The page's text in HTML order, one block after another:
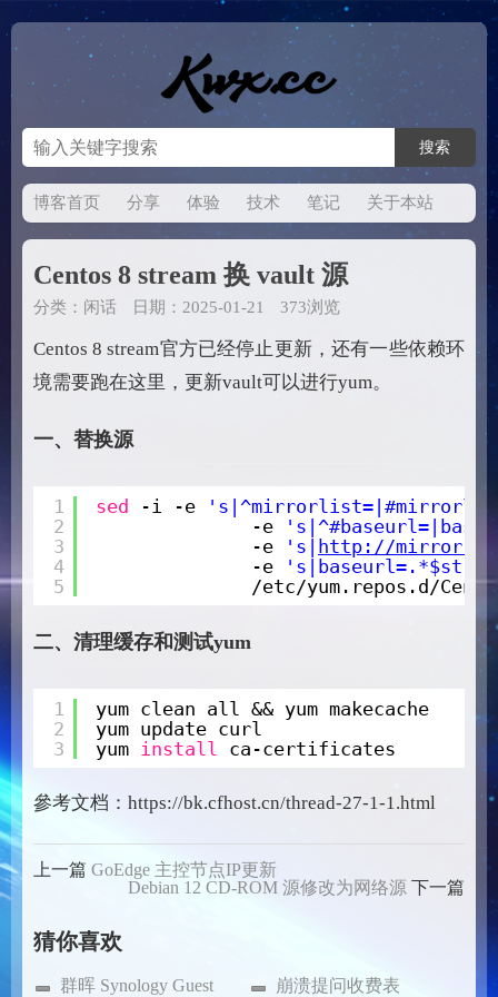
博客首页 分享 体验 技术 笔记 关于本站
Centos 8 stream 换 vault 源
分类： 闲话 日期：2025-01-21 373浏览
Centos 8 stream官方已经停止更新，还有一些依赖环
境需要跑在这里，更新vault可以进行yum。
一、替换源
1
2
3
4
5
sed -i -e
-e
-e
's| http://
-e
/etc/yum .repos.d/
二、清理缓存和测试yum
1
2
3
yum clean all && yum makecache
yum update curl
yum install ca-certificates
參考文档：https://bk.cfhost.cn/thread-27-1-1.html
上一篇 GoEdge 主控节点IP更新
Debian 12 CD-ROM 源修改为网络源 下一篇
猜你喜欢
群晖 Synology Guest 崩溃提问收费表